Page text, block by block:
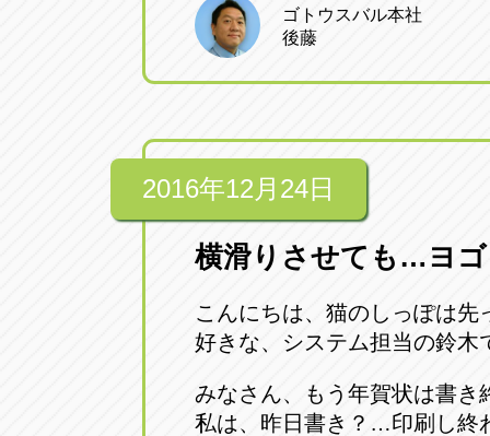
ゴトウスバル本社
後藤
2016年12月24日
横滑りさせても…ヨ
こんにちは、猫のしっぽは
好きな、システム担当の鈴木
みなさん、もう年賀状は書き
私は、昨日書き？…印刷し終